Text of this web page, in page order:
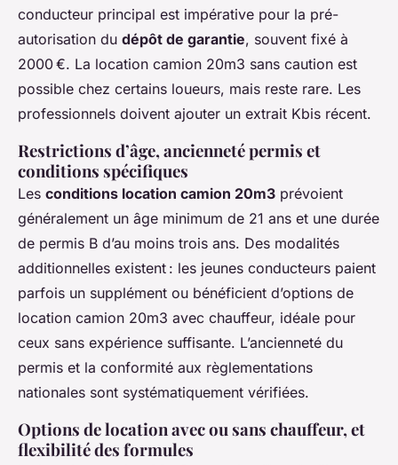
conducteur principal est impérative pour la pré-
autorisation du dépôt de garantie, souvent fixé à
2000 €. La location camion 20m3 sans caution est
possible chez certains loueurs, mais reste rare. Les
professionnels doivent ajouter un extrait Kbis récent.
Restrictions d’âge, ancienneté permis et
conditions spécifiques
Les conditions location camion 20m3 prévoient
généralement un âge minimum de 21 ans et une durée
de permis B d’au moins trois ans. Des modalités
additionnelles existent : les jeunes conducteurs paient
parfois un supplément ou bénéficient d’options de
location camion 20m3 avec chauffeur, idéale pour
ceux sans expérience suffisante. L’ancienneté du
permis et la conformité aux règlementations
nationales sont systématiquement vérifiées.
Options de location avec ou sans chauffeur, et
flexibilité des formules